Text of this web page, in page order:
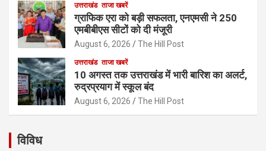
उत्तराखंड ताजा खबरें
ग्राफिक एरा को बड़ी सफलता, एनएमसी ने 250
एमबीबीएस सीटों को दी मंजूरी
August 6, 2026 The Hill Post
उत्तराखंड ताजा खबरें
10 अगस्त तक उत्तराखंड में भारी बारिश का अलर्ट,
रुद्रप्रयाग में स्कूल बंद
August 6, 2026 The Hill Post
विविध